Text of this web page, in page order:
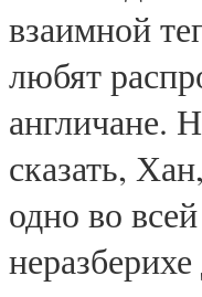
взаимной
любят
англичане.
сказать,
одно во